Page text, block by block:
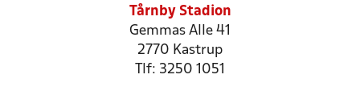
Tårnby Stadion
Gemmas Alle 41
2770 Kastrup
Tlf: 3250 1051